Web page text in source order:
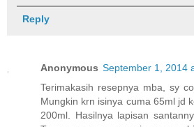
Reply
Anonymous September 1, 2014
Terimakasih resepnya mba, sy
Mungkin krn isinya cuma 65ml jd
200ml. Hasilnya lapisan